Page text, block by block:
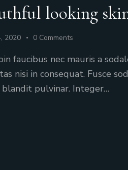
looking
2020 0 Comments
faucibus nec mauris a
nisi in consequat. Fusce
pulvinar. Integer…